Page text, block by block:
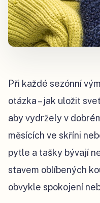
Při každé sezónní
otázka – jak uložit
aby vydržely v
měsících ve skříni
pytle a tašky bývají
stavem oblíbených
obvykle spokojení